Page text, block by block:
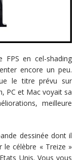
FPS en cel-shading
encore un peu.
le titre prévu sur
PC et Mac voyait sa
meilleure
dessinée dont il
le célèbre « Treize »
Unis. Vous vous